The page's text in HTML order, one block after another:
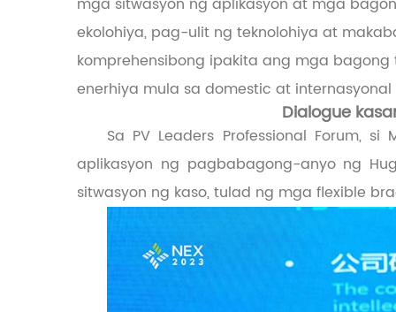
ekolohiya, pag-ulit ng teknolohiya at
komprehensibong ipakita ang mga
enerhiya mula sa domestic at
Dialogue
Sa PV Leaders Professional Forum,
aplikasyon ng pagbabagong-anyo ng
sitwasyon ng kaso, tulad ng mga flexible